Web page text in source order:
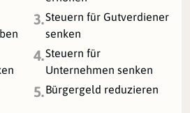
3.Steuern für Gutverdiener
senken
4.Steuern für
Unternehmen senken
5.Bürgergeld reduzieren